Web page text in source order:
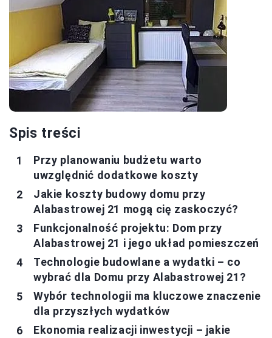
Spis treści
Przy planowaniu budżetu warto
uwzględnić dodatkowe koszty
Jakie koszty budowy domu przy
Alabastrowej 21 mogą cię zaskoczyć?
Funkcjonalność projektu: Dom przy
Alabastrowej 21 i jego układ pomieszczeń
Technologie budowlane a wydatki – co
wybrać dla Domu przy Alabastrowej 21?
Wybór technologii ma kluczowe znaczenie
dla przyszłych wydatków
Ekonomia realizacji inwestycji – jakie